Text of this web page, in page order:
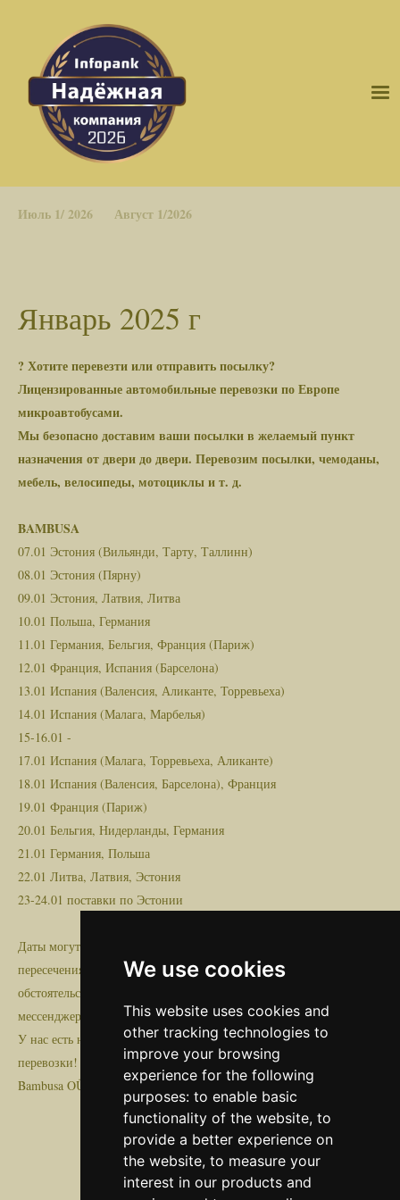
We use cookies
This website uses cookies and
other tracking technologies to
improve your browsing
experience for the following
purposes: to enable basic
functionality of the website, to
provide a better experience on
the website, to measure your
interest in our products and
Июль 1/ 2026 Август 1/2026
Январь 2025 г
? Хотите перевезти или отправить посылку?
Лицензированные автомобильные перевозки по Европе
микроавтобусами.
Мы безопасно доставим ваши посылки в желаемый пункт
назначения от двери до двери. Перевозим посылки, чемоданы,
мебель, велосипеды, мотоциклы и т. д.
BAMBUSA
07.01 Эстония (Вильянди, Тарту, Таллинн)
08.01 Эстония (Пярну)
09.01 Эстония, Латвия, Литва
10.01 Польша, Германия
11.01 Германия, Бельгия, Франция (Париж)
12.01 Франция, Испания (Барселона)
13.01 Испания (Валенсия, Аликанте, Торревьеха)
14.01 Испания (Малага, Марбелья)
15-16.01 -
17.01 Испания (Малага, Торревьеха, Аликанте)
18.01 Испания (Валенсия, Барселона), Франция
19.01 Франция (Париж)
20.01 Бельгия, Нидерланды, Германия
21.01 Германия, Польша
22.01 Литва, Латвия, Эстония
23-24.01 поставки по Эстонии
Даты могут меняться на +/- 3 дня, в зависимости от загрузки,
пересечения границы, пробок или других форс-мажорных
обстоятельств! Напишите нам на транспорт@bambusa.ee или в
мессенджер FB или WhatsApp +372 528 0799
У нас есть необходимая лицензия на международные грузовые
перевозки!
Bambusa OÜ